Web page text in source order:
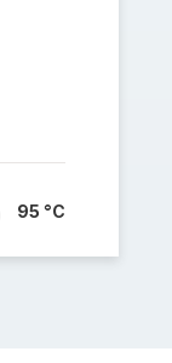
95 °C